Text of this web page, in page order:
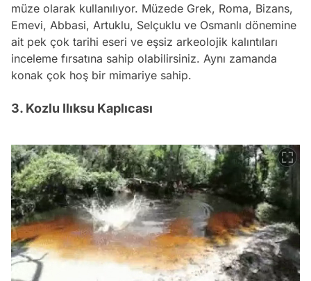
müze olarak kullanılıyor. Müzede Grek, Roma, Bizans,
Emevi, Abbasi, Artuklu, Selçuklu ve Osmanlı dönemine
ait pek çok tarihi eseri ve eşsiz arkeolojik kalıntıları
inceleme fırsatına sahip olabilirsiniz. Aynı zamanda
konak çok hoş bir mimariye sahip.
3. Kozlu Ilıksu Kaplıcası